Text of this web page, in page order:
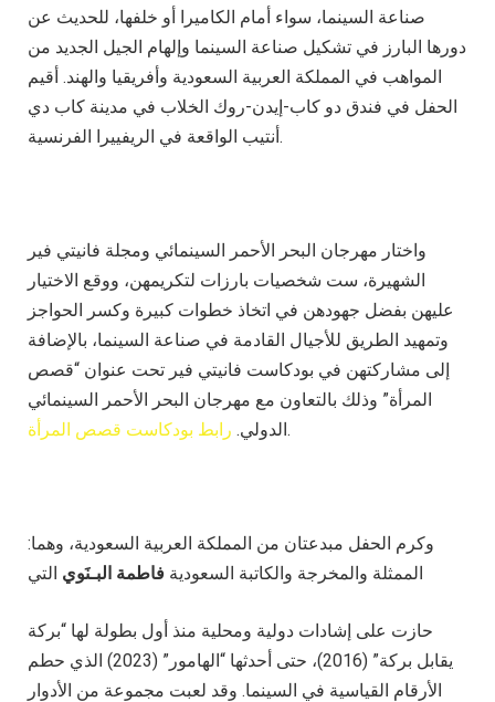
صناعة السينما، سواء أمام الكاميرا أو خلفها، للحديث عن
دورها البارز في تشكيل صناعة السينما وإلهام الجيل الجديد من
المواهب في المملكة العربية السعودية وأفريقيا والهند. أقيم
الحفل في فندق دو كاب-إيدن-روك الخلاب في مدينة كاب دي
أنتيب الواقعة في الريفييرا الفرنسية.
واختار مهرجان البحر الأحمر السينمائي ومجلة فانيتي فير
الشهيرة، ست شخصيات بارزات لتكريمهن، ووقع الاختيار
عليهن بفضل جهودهن في اتخاذ خطوات كبيرة وكسر الحواجز
وتمهيد الطريق للأجيال القادمة في صناعة السينما، بالإضافة
إلى مشاركتهن في بودكاست فانيتي فير تحت عنوان “قصص
المرأة” وذلك بالتعاون مع مهرجان البحر الأحمر السينمائي
الدولي. رابط بودكاست قصص المرأة .
وكرم الحفل مبدعتان من المملكة العربية السعودية، وهما:
الممثلة والمخرجة والكاتبة السعودية فاطمة البـنَوي التي
حازت على إشادات دولية ومحلية منذ أول بطولة لها “بركة
يقابل بركة” (2016)، حتى أحدثها “الهامور” (2023) الذي حطم
الأرقام القياسية في السينما. وقد لعبت مجموعة من الأدوار